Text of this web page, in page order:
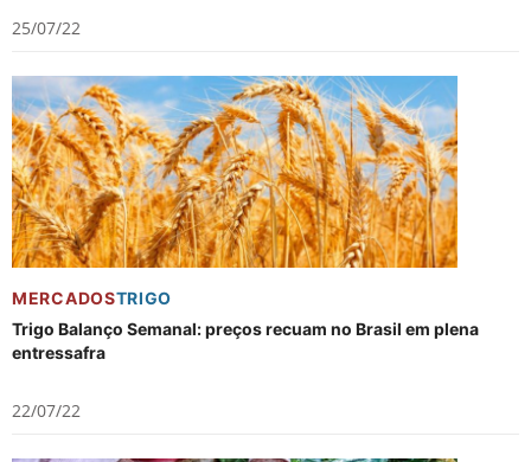
25/07/22
MERCADOSTRIGO
Trigo Balanço Semanal: preços recuam no Brasil em plena
entressafra
22/07/22